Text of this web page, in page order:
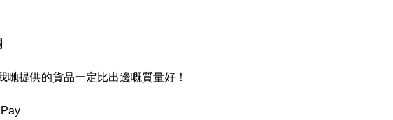
提供的貨品一定比出邊嘅質量好！